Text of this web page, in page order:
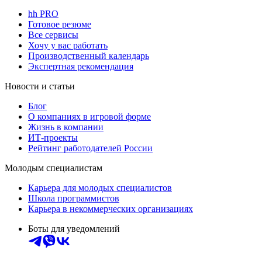
hh PRO
Готовое резюме
Все сервисы
Хочу у вас работать
Производственный календарь
Экспертная рекомендация
Новости и статьи
Блог
О компаниях в игровой форме
Жизнь в компании
ИТ-проекты
Рейтинг работодателей России
Молодым специалистам
Карьера для молодых специалистов
Школа программистов
Карьера в некоммерческих организациях
Боты для уведомлений